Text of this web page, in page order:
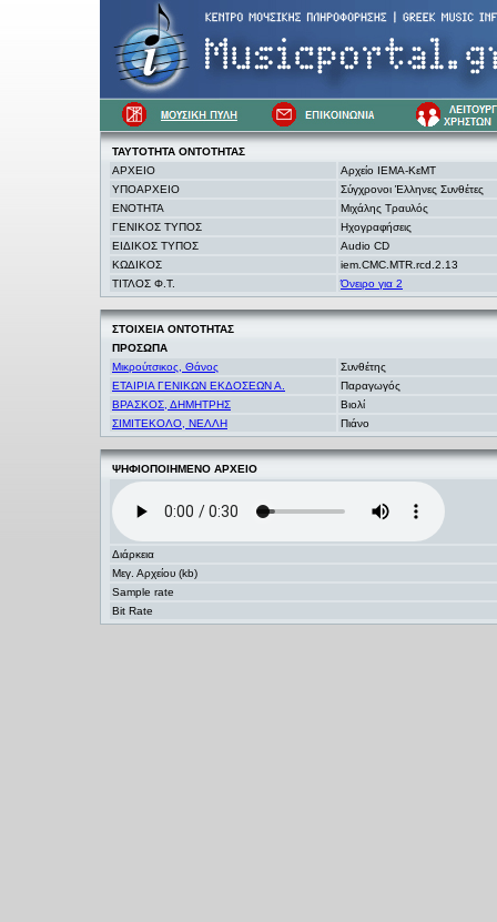
ΤΑΥΤΟΤΗΤΑ ΟΝΤΟΤΗΤΑΣ
ΑΡΧΕΙΟ
Αρχείο ΙΕΜΑ-ΚεΜΤ
ΥΠΟΑΡΧΕΙΟ
Σύγχρονοι Έλληνες Συνθέτες
ΕΝΟΤΗΤΑ
Μιχάλης Τραυλός
ΓΕΝΙΚΟΣ ΤΥΠΟΣ
Ηχογραφήσεις
ΕΙΔΙΚΟΣ ΤΥΠΟΣ
Audio CD
ΚΩΔΙΚΟΣ
iem.CMC.MTR.rcd.2.13
ΤΙΤΛΟΣ Φ.Τ.
Όνειρο για 2
ΣΤΟΙΧΕΙΑ ΟΝΤΟΤΗΤΑΣ
ΠΡΟΣΩΠΑ
Μικρούτσικος, Θάνος
Συνθέτης
ΕΤΑΙΡΙΑ ΓΕΝΙΚΩΝ ΕΚΔΟΣΕΩΝ Α.
Παραγωγός
ΒΡΑΣΚΟΣ, ΔΗΜΗΤΡΗΣ
Βιολί
ΣΙΜΙΤΕΚΟΛΟ, ΝΕΛΛΗ
Πιάνο
ΨΗΦΙΟΠΟΙΗΜΕΝΟ ΑΡΧΕΙΟ
Διάρκεια
Μεγ. Αρχείου (kb)
Sample rate
Bit Rate